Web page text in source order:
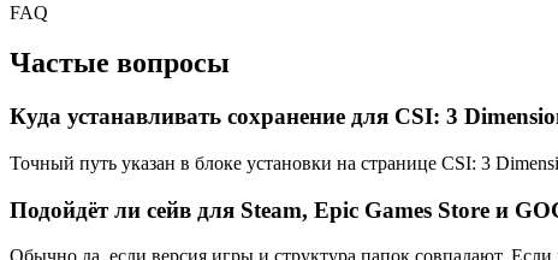
FAQ
Частые вопросы
Куда устанавливать сохранение для CSI: 3
Точный путь указан в блоке установки на странице CSI: 3
Подойдёт ли сейв для Steam, Epic Games Store и